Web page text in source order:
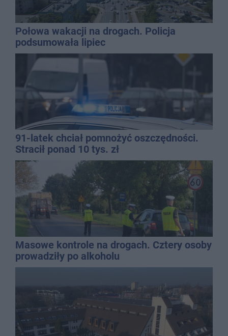
Połowa wakacji na drogach. Policja
podsumowała lipiec
91-latek chciał pomnożyć oszczędności.
Stracił ponad 10 tys. zł
Masowe kontrole na drogach. Cztery osoby
prowadziły po alkoholu